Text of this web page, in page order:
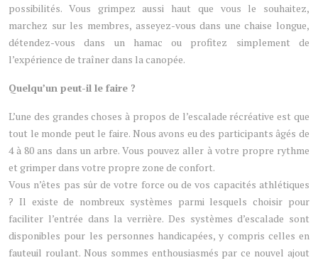
possibilités. Vous grimpez aussi haut que vous le souhaitez,
marchez sur les membres, asseyez-vous dans une chaise longue,
détendez-vous dans un hamac ou profitez simplement de
l’expérience de traîner dans la canopée.
Quelqu’un peut-il le faire ?
L’une des grandes choses à propos de l’escalade récréative est que
tout le monde peut le faire. Nous avons eu des participants âgés de
4 à 80 ans dans un arbre. Vous pouvez aller à votre propre rythme
et grimper dans votre propre zone de confort.
Vous n’êtes pas sûr de votre force ou de vos capacités athlétiques
? Il existe de nombreux systèmes parmi lesquels choisir pour
faciliter l’entrée dans la verrière. Des systèmes d’escalade sont
disponibles pour les personnes handicapées, y compris celles en
fauteuil roulant. Nous sommes enthousiasmés par ce nouvel ajout